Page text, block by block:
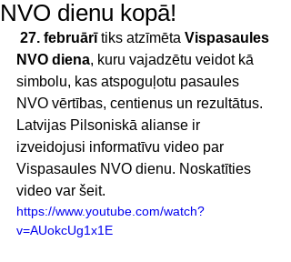
NVO dienu kopā!
27. februārī tiks atzīmēta Vispasaules
NVO diena, kuru vajadzētu veidot kā
simbolu, kas atspoguļotu pasaules
NVO vērtības, centienus un rezultātus.
Latvijas Pilsoniskā alianse ir
izveidojusi informatīvu video par
Vispasaules NVO dienu. Noskatīties
video var šeit.
https://www.youtube.com/watch?
v=AUokcUg1x1E